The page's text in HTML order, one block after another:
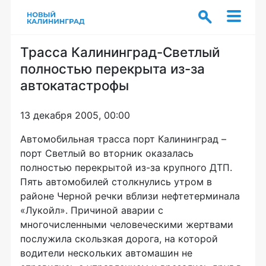
Трасса Калининград-Светлый
полностью перекрыта из-за
автокатастрофы
13 декабря 2005, 00:00
Автомобильная трасса порт Калининград –
порт Светлый во вторник оказалась
полностью перекрытой из-за крупного ДТП.
Пять автомобилей столкнулись утром в
районе Черной речки вблизи нефтетерминала
«Лукойл». Причиной аварии с
многочисленными человеческими жертвами
послужила скользкая дорога, на которой
водители нескольких автомашин не